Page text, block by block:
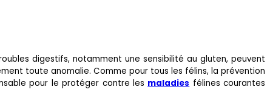
digestifs, notamment une sensibilité au gluten, peuvent
toute anomalie. Comme pour tous les félins, la prévention
pour le protéger contre les maladies félines courantes